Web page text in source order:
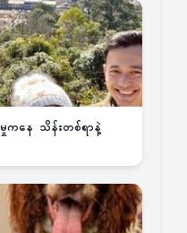
ကနေ သိန်းတစ်ရာနဲ့